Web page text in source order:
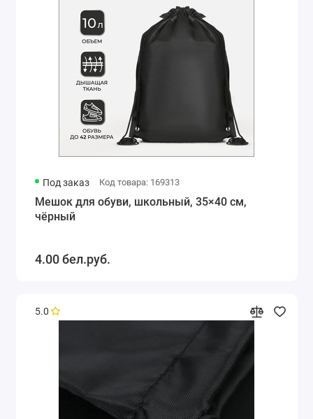
Под заказ Код товара: 169313
Мешок для обуви, школьный, 35×40 см,
чёрный
4.00 бел.руб.
5.0